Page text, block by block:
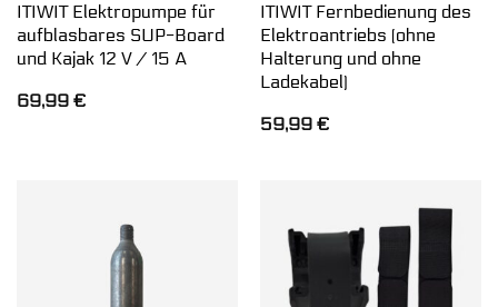
ITIWIT Elektropumpe für
aufblasbares SUP-Board
und Kajak 12 V / 15 A
69,99 €
ITIWIT Fernbedienung des
Elektroantriebs (ohne
Halterung und ohne
Ladekabel)
59,99 €